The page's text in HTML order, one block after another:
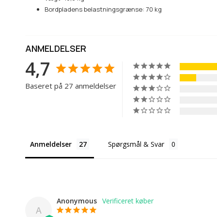
Bordpladens belastningsgrænse: 70 kg
ANMELDELSER
4,7
Baseret på 27 anmeldelser
Anmeldelser Spørgsmål & Svar
A
Anonymous